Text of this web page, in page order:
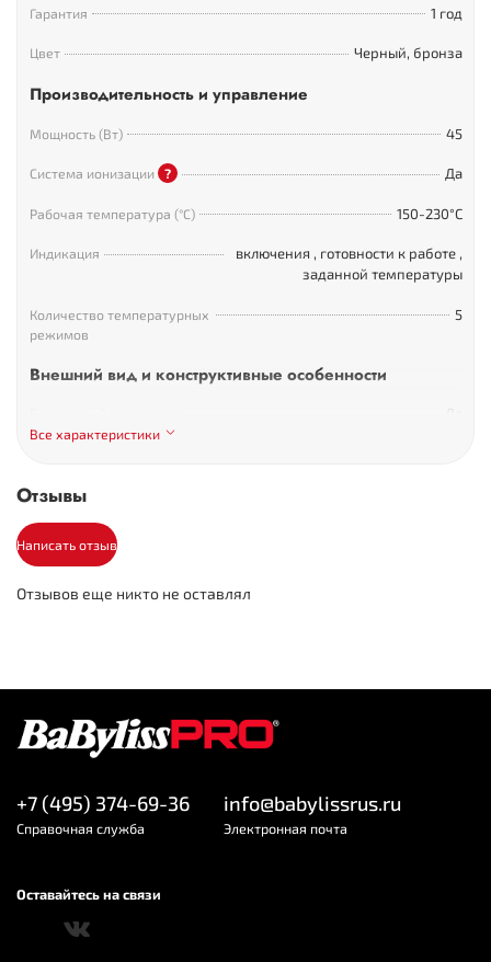
Выпрямитель
Термозащитный коврик
Гарантия 1 год
Цвет Черный, бронза
Производительность и управление
Мощность (Вт) 45
Система ионизации ? Да
Рабочая температура (°С) 150-230°С
Индикация включения , готовности к работе ,
заданной температуры
Количество температурных
режимов
5
Внешний вид и конструктивные особенности
Питание
Вес (гр) 680
Другое
Все характеристики
Отзывы
Написать отзыв
Отзывов еще никто не оставлял
+7 (495) 374-69-36
Cправочная служба
info@babylissrus.ru
Электронная почта
Оставайтесь на связи